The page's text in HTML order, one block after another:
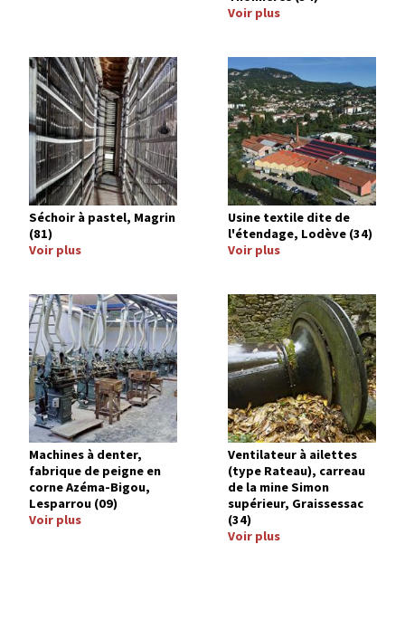
Voir plus
Image
Séchoir à pastel, Magrin
(81)
Voir plus
Image
Usine textile dite de
l'étendage, Lodève (34)
Voir plus
Image
Machines à denter,
fabrique de peigne en
corne Azéma-Bigou,
Lesparrou (09)
Voir plus
Image
Ventilateur à ailettes
(type Rateau), carreau
de la mine Simon
supérieur, Graissessac
(34)
Voir plus